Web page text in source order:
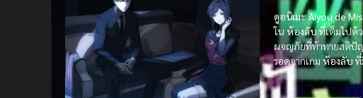
ดูอนิเมะ Aiyou de
ในห้องลับที่เต็มไปด้
ผจญภัยที่ท้าทายสติปั
รอดจากเกม ห้องลับที่